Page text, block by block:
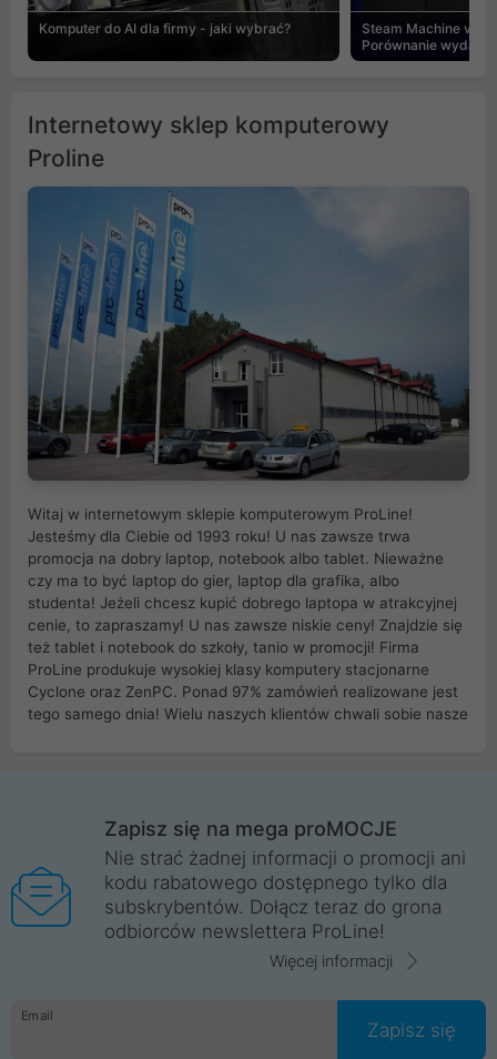
Komputer do AI dla firmy - jaki wybrać?
Steam Machine vs
Porównanie
Internetowy sklep komputerowy
Proline
Witaj w internetowym sklepie komputerowym ProLine!
Jesteśmy dla Ciebie od 1993 roku! U nas zawsze trwa
promocja na dobry laptop, notebook albo tablet. Nieważne
czy ma to być laptop do gier, laptop dla grafika, albo
studenta! Jeżeli chcesz kupić dobrego laptopa w atrakcyjnej
cenie, to zapraszamy! U nas zawsze niskie ceny! Znajdzie się
też tablet i notebook do szkoły, tanio w promocji! Firma
ProLine produkuje wysokiej klasy komputery stacjonarne
Cyclone oraz ZenPC. Ponad 97% zamówień realizowane jest
tego samego dnia! Wielu naszych klientów chwali sobie nasze
Wrocław, Poznań, Legnica, Katowice, Gliwice, Kalisz, Bytom,
Trzebnica, Opole. Szybka i profesjonalna obsługa!
ProLine to polska firma ze 100% polskim kapitałem. Działamy
legalnie i płacimy podatki w naszym kraju! Posiadamy siedzibę
główną w Mirkowie oraz salony na terenie kraju. Cała
komunikacja ze sklepem komputerowym ProLine jest
danych osobowych. Dlatego zakup notebooka albo laptopa w
ProLine to czysta przyjemność i pełne bezpieczeństwo.
Zaopatrzysz się u nas w akcesoria i części komputerowe
Zapisz się na mega proMOCJE
Nie strać żadnej informacji o promocji ani
kodu rabatowego dostępnego tylko dla
subskrybentów. Dołącz teraz do grona
odbiorców newslettera ProLine!
Więcej informacji
Email
Zapisz się